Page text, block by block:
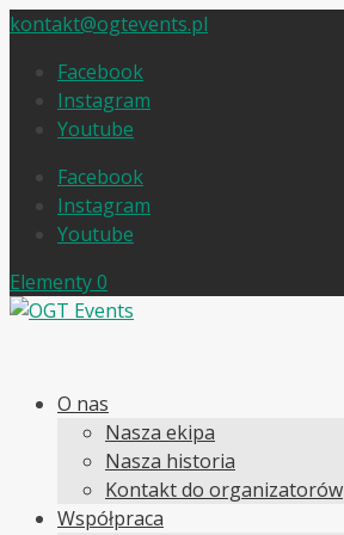
kontakt@ogtevents.pl
Facebook
Instagram
Youtube
Facebook
Instagram
Youtube
Elementy 0
O nas
Nasza ekipa
Nasza historia
Kontakt do organizatorów
Współpraca